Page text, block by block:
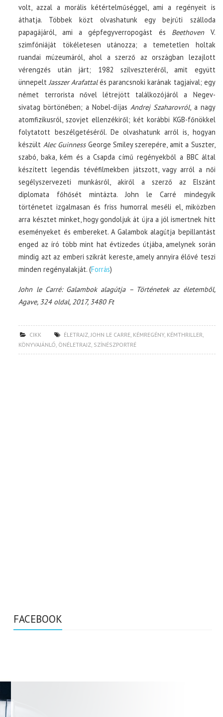
volt, azzal a morális kétértelműséggel, ami a regényeit is
áthatja. Többek közt olvashatunk egy bejrúti szálloda
papagájáról, ami a gépfegyverropogást és BeethovenV.
szimfóniáját tökéletesen utánozza; a temetetlen holtak
ruandai múzeumáról, ahol a szerző az országban lezajlott
vérengzés után járt; 1982 szilveszteréről, amit együtt
ünnepeltJasszer Arafattalés parancsnoki karának tagjaival; egy
német terrorista nővel létrejött találkozójáról a Negev-
sivatag börtönében; a Nobel-díjasAndrej Szaharovról, a nagy
atomfizikusról, szovjet ellenzékiről; két korábbi KGB-főnökkel
folytatott beszélgetéséről. De olvashatunk arról is, hogyan
készült Alec GuinnessGeorge Smiley szerepére, amit a Suszter,
szabó, baka, kém és a Csapda című regényekből a BBC által
készített legendás tévéfilmekben játszott, vagy arról a női
segélyszervezeti munkásról, akiről a szerző az Elszánt
diplomata főhősét mintázta. John le Carré mindegyik
történetet izgalmasan és friss humorral meséli el, miközben
arra késztet minket, hogy gondoljuk át újra a jól ismertnek hitt
eseményeket és embereket. A Galambok alagútja bepillantást
enged az író több mint hat évtizedes útjába, amelynek során
mindig azt az emberi szikrát kereste, amely annyira élővé teszi
minden regényalakját. (Forrás)
John le Carré: Galambok alagútja – Történetek az életemből,
Agave, 324 oldal, 2017, 3480 Ft
CIKK ÉLETRAJZ,JOHN LE CARRE, KÉMREGÉNY, KÉMTHRILLER,
KÖNYVAJÁNLÓ, ÖNÉLETRAJZ, SZÍNÉSZPORTRÉ
FACEBOOK